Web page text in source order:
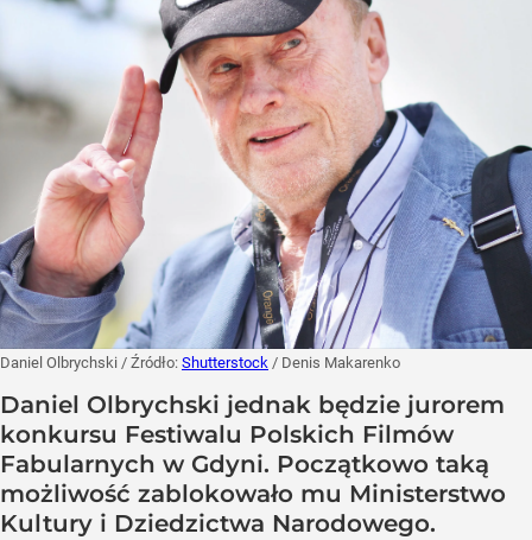
Daniel Olbrychski / Źródło: Shutterstock / Denis Makarenko
Daniel Olbrychski jednak będzie jurorem
konkursu Festiwalu Polskich Filmów
Fabularnych w Gdyni. Początkowo taką
możliwość zablokowało mu Ministerstwo
Kultury i Dziedzictwa Narodowego.